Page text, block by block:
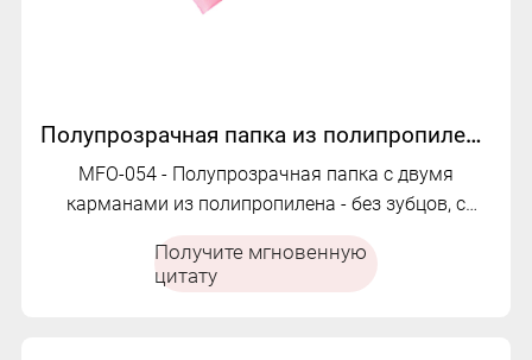
Полупрозрачная папка из полипропилена с двумя карманами и отделением для визитных карточек | МФО-054
MFO-054 - Полупрозрачная папка с двумя
карманами из полипропилена - без зубцов, с
Получите мгновенную
цитату